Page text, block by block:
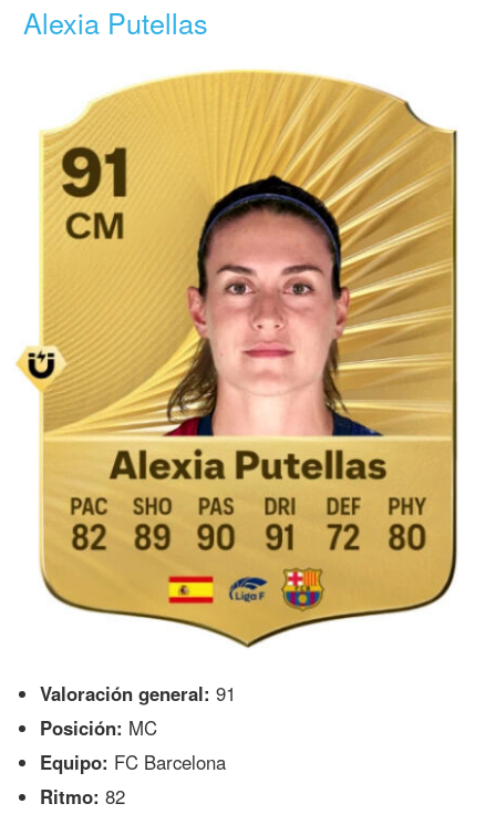
Alexia Putellas
Valoración general: 91
Posición: MC
Equipo: FC Barcelona
Ritmo: 82